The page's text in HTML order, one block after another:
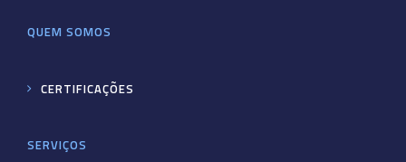
QUEM SOMOS
CERTIFICAÇÕES
SERVIÇOS